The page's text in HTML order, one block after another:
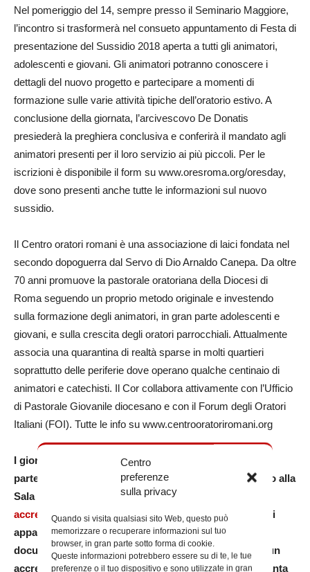
Centro
preferenze
sulla privacy
Quando si visita qualsiasi sito Web, questo può
memorizzare o recuperare informazioni sul tuo
browser, in gran parte sotto forma di cookie.
Queste informazioni potrebbero essere su di te, le tue
preferenze o il tuo dispositivo e sono utilizzate in gran
Nel pomeriggio del 14, sempre presso il Seminario Maggiore,
l’incontro si trasformerà nel consueto appuntamento di Festa di
presentazione del Sussidio 2018 aperta a tutti gli animatori,
adolescenti e giovani. Gli animatori potranno conoscere i
dettagli del nuovo progetto e partecipare a momenti di
formazione sulle varie attività tipiche dell’oratorio estivo. A
conclusione della giornata, l’arcivescovo De Donatis
presiederà la preghiera conclusiva e conferirà il mandato agli
animatori presenti per il loro servizio ai più piccoli. Per le
iscrizioni è disponibile il form su www.oresroma.org/oresday,
dove sono presenti anche tutte le informazioni sul nuovo
sussidio.
Il Centro oratori romani è una associazione di laici fondata nel
secondo dopoguerra dal Servo di Dio Arnaldo Canepa. Da oltre
70 anni promuove la pastorale oratoriana della Diocesi di
Roma seguendo un proprio metodo originale e investendo
sulla formazione degli animatori, in gran parte adolescenti e
giovani, e sulla crescita degli oratori parrocchiali. Attualmente
associa una quarantina di realtà sparse in molti quartieri
soprattutto delle periferie dove operano qualche centinaio di
animatori e catechisti. Il Cor collabora attivamente con l’Ufficio
di Pastorale Giovanile diocesano e con il Forum degli Oratori
Italiani (FOI). Tutte le info su www.centrooratoriromani.org
I giornalisti e gli operatori media che intendono
partecipare devono inviare richiesta di accreditamento alla
Sala Stampa della Santa Sede, all’email
accreditamenti@salastampa.va , indicando la testata di
appartenenza, la funzione e inviando una copia del
documento d’identità. Coloro che già dispongono di un
accredito ORDINARIO presso la Sala Stampa della Santa